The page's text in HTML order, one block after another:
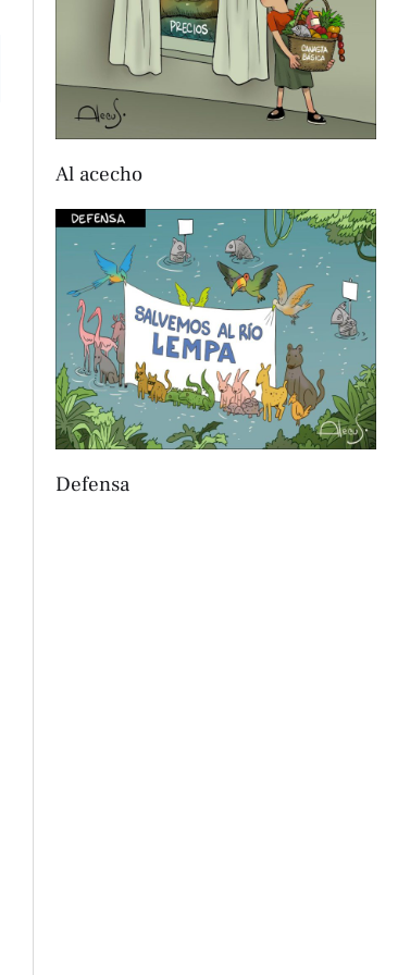
Al acecho
Defensa